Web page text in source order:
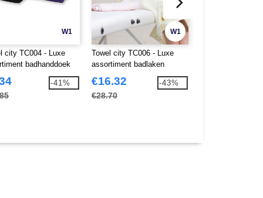
W1
city TC004 - Luxe
badhanddoek
-41%
W1
Towel city TC006 - Luxe
assortiment badlaken
€16.32
€28.70
-43%